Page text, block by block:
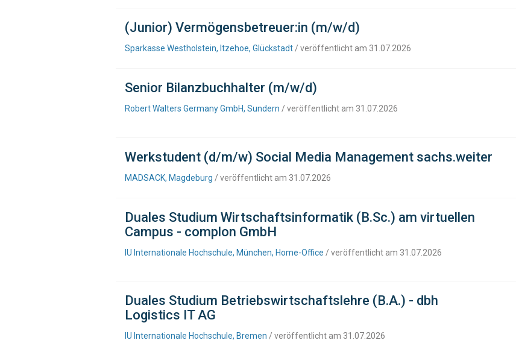
(Junior) Vermögensbetreuer:in (m/w/d)
Sparkasse Westholstein, Itzehoe, Glückstadt / veröffentlicht am 31.07.2026
Senior Bilanzbuchhalter (m/w/d)
Robert Walters Germany GmbH, Sundern / veröffentlicht am 31.07.2026
Werkstudent (d/m/w) Social Media Management sachs.weiter
MADSACK, Magdeburg / veröffentlicht am 31.07.2026
Duales Studium Wirtschaftsinformatik (B.Sc.) am virtuellen
Campus - complon GmbH
IU Internationale Hochschule, München, Home-Office / veröffentlicht am 31.07.2026
Duales Studium Betriebswirtschaftslehre (B.A.) - dbh
Logistics IT AG
IU Internationale Hochschule, Bremen / veröffentlicht am 31.07.2026